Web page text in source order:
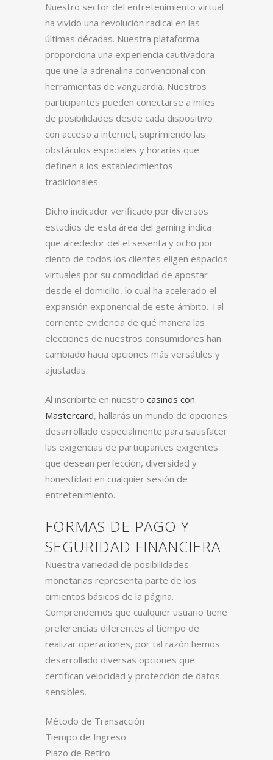
Nuestro sector del entretenimiento virtual
ha vivido una revolución radical en las
últimas décadas. Nuestra plataforma
proporciona una experiencia cautivadora
que une la adrenalina convencional con
herramientas de vanguardia. Nuestros
participantes pueden conectarse a miles
de posibilidades desde cada dispositivo
con acceso a internet, suprimiendo las
obstáculos espaciales y horarias que
definen a los establecimientos
tradicionales.
Dicho indicador verificado por diversos
estudios de esta área del gaming indica
que alrededor del el sesenta y ocho por
ciento de todos los clientes eligen espacios
virtuales por su comodidad de apostar
desde el domicilio, lo cual ha acelerado el
expansión exponencial de este ámbito. Tal
corriente evidencia de qué manera las
elecciones de nuestros consumidores han
cambiado hacia opciones más versátiles y
ajustadas.
Al inscribirte en nuestro casinos con
Mastercard, hallarás un mundo de opciones
desarrollado especialmente para satisfacer
las exigencias de participantes exigentes
que desean perfección, diversidad y
honestidad en cualquier sesión de
entretenimiento.
FORMAS DE PAGO Y
SEGURIDAD FINANCIERA
Nuestra variedad de posibilidades
monetarias representa parte de los
cimientos básicos de la página.
Comprendemos que cualquier usuario tiene
preferencias diferentes al tiempo de
realizar operaciones, por tal razón hemos
desarrollado diversas opciones que
certifican velocidad y protección de datos
sensibles.
Método de Transacción
Tiempo de Ingreso
Plazo de Retiro